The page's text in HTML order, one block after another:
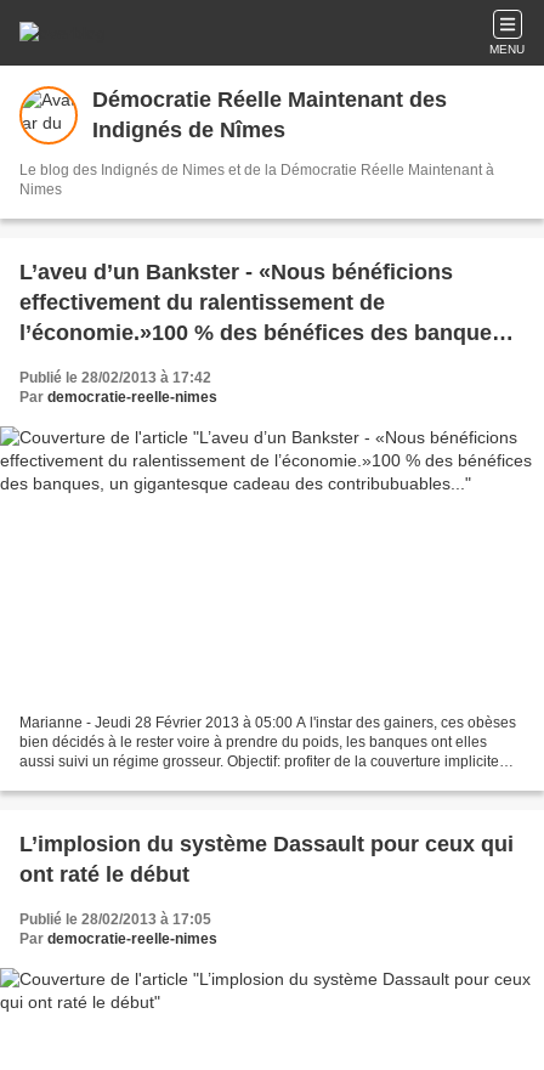
MENU
Démocratie Réelle Maintenant des
Indignés de Nîmes
Le blog des Indignés de Nimes et de la Démocratie Réelle Maintenant à
Nimes
L’aveu d’un Bankster - «Nous bénéficions
effectivement du ralentissement de
l’économie.»100 % des bénéfices des banques,
un gigantesque cadeau des contribubuables...
Publié le 28/02/2013 à 17:42
Par democratie-reelle-nimes
Marianne - Jeudi 28 Février 2013 à 05:00 A l'instar des gainers, ces obèses
bien décidés à le rester voire à prendre du poids, les banques ont elles
aussi suivi un régime grosseur. Objectif: profiter de la couverture implicite
L’implosion du système Dassault pour ceux qui
ont raté le début
Publié le 28/02/2013 à 17:05
Par democratie-reelle-nimes